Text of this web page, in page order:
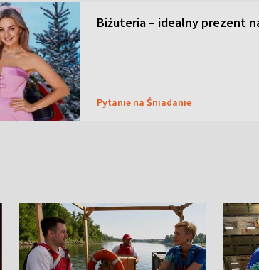
Biżuteria – idealny prezent
Pytanie na Śniadanie